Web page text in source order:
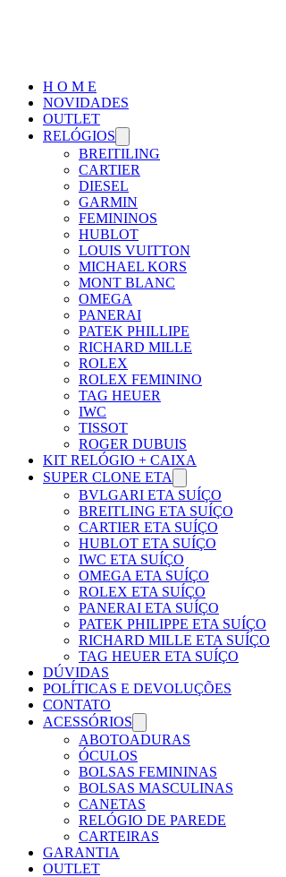
H O M E
NOVIDADES
OUTLET
RELÓGIOS
BREITILING
CARTIER
DIESEL
GARMIN
FEMININOS
HUBLOT
LOUIS VUITTON
MICHAEL KORS
MONT BLANC
OMEGA
PANERAI
PATEK PHILLIPE
RICHARD MILLE
ROLEX
ROLEX FEMININO
TAG HEUER
IWC
TISSOT
ROGER DUBUIS
KIT RELÓGIO + CAIXA
SUPER CLONE ETA
BVLGARI ETA SUÍÇO
BREITLING ETA SUÍÇO
CARTIER ETA SUÍÇO
HUBLOT ETA SUÍÇO
IWC ETA SUÍÇO
OMEGA ETA SUÍÇO
ROLEX ETA SUÍÇO
PANERAI ETA SUÍÇO
PATEK PHILIPPE ETA SUÍÇO
RICHARD MILLE ETA SUÍÇO
TAG HEUER ETA SUÍÇO
DÚVIDAS
POLÍTICAS E DEVOLUÇÕES
CONTATO
ACESSÓRIOS
ABOTOADURAS
ÓCULOS
BOLSAS FEMININAS
BOLSAS MASCULINAS
CANETAS
RELÓGIO DE PAREDE
CARTEIRAS
GARANTIA
OUTLET